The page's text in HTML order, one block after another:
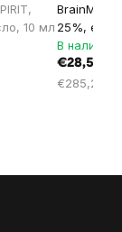
10 мл
BrainMax
25%,
В
€28,52
Цена
€285,20 /